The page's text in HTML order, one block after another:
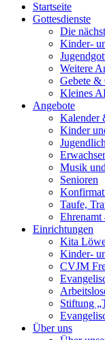
Startseite
Gottesdienste
Die
Kinder-
Weitere
Gebete &
Kleines
Angebote
Kalender
Kinder
Musik
Senioren
Taufe,
Ehrenamt
Einrichtungen
Kita
Kinder-
CVJM
Stiftung
Über uns